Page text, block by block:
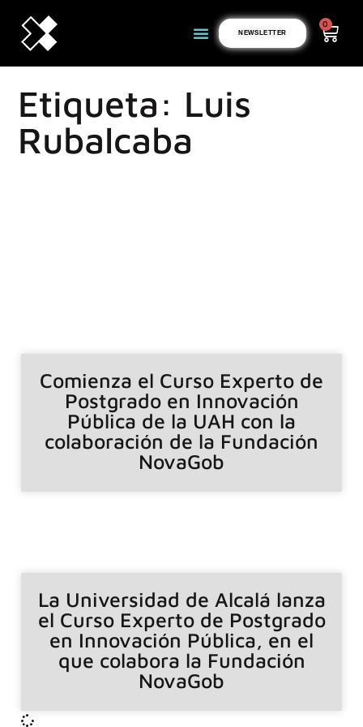
NEWSLETTER
0
Etiqueta: Luis
Rubalcaba
Comienza el Curso Experto de
Postgrado en Innovación
Pública de la UAH con la
colaboración de la Fundación
NovaGob
La Universidad de Alcalá lanza
el Curso Experto de Postgrado
en Innovación Pública, en el
que colabora la Fundación
NovaGob